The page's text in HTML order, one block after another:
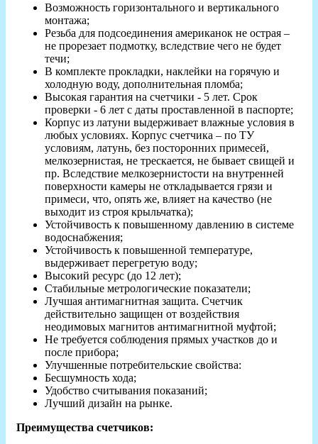
Возможность горизонтального и вертикального
монтажа;
Резьба для подсоединения американок не острая –
не прорезает подмотку, вследствие чего не будет
течи;
В комплекте прокладки, наклейки на горячую и
холодную воду, дополнительная пломба;
Высокая гарантия на счетчики - 5 лет. Срок
проверки - 6 лет с даты проставленной в паспорте;
Корпус из латуни выдерживает влажные условия в
любых условиях. Корпус счетчика – по ТУ
условиям, латунь, без посторонних примесей,
мелкозернистая, не трескается, не бывает свищей и
пр. Вследствие мелкозернистости на внутренней
поверхности камеры не откладывается грязи и
примеси, что, опять же, влияет на качество (не
выходит из строя крыльчатка);
Устойчивость к повышенному давлению в системе
водоснабжения;
Устойчивость к повышенной температуре,
выдерживает перегретую воду;
Высокий ресурс (до 12 лет);
Стабильные метрологические показатели;
Лучшая антимагнитная защита. Счетчик
действительно защищен от воздействия
неодимовых магнитов антимагнитной муфтой;
Не требуется соблюдения прямых участков до и
после прибора;
Улучшенные потребительские свойства:
Бесшумность хода;
Удобство считывания показаний;
Лучший дизайн на рынке.
Преимущества счетчиков: